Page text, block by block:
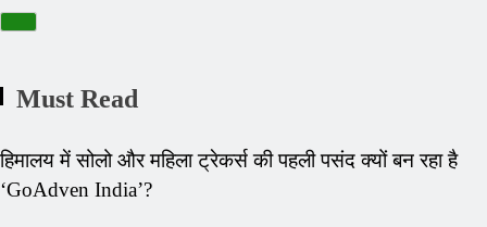
Must Read
हिमालय में सोलो और महिला ट्रेकर्स की पहली पसंद क्यों बन रहा है
‘GoAdven India’?